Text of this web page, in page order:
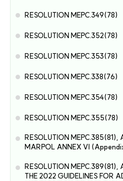
RESOLUTION MEPC.349(78)
RESOLUTION MEPC.352(78)
RESOLUTION MEPC.353(78)
RESOLUTION MEPC.338(76)
RESOLUTION MEPC.354(78)
RESOLUTION MEPC.355(78)
RESOLUTION MEPC.385(81),
MARPOL ANNEX VI
RESOLUTION MEPC.389(81),
THE 2022 GUIDELINES FOR